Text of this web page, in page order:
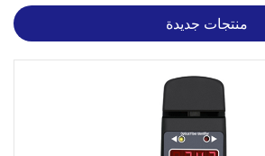
منتجات جديدة